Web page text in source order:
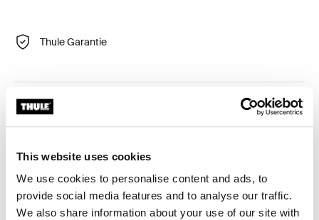
This website uses cookies
We use cookies to personalise content and ads, to
provide social media features and to analyse our traffic.
We also share information about your use of our site with
Thule Garantie
Individuelle Ausrüstung für die Montage eines Thule
Dachträgersystems auf Fahrzeugen mit integrierten
Trägerbefestigungspunkten.